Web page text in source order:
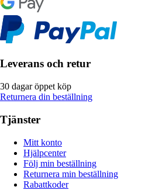
Leverans och retur
30 dagar öppet köp
Returnera din beställning
Tjänster
Mitt konto
Hjälpcenter
Följ min beställning
Returnera min beställning
Rabattkoder